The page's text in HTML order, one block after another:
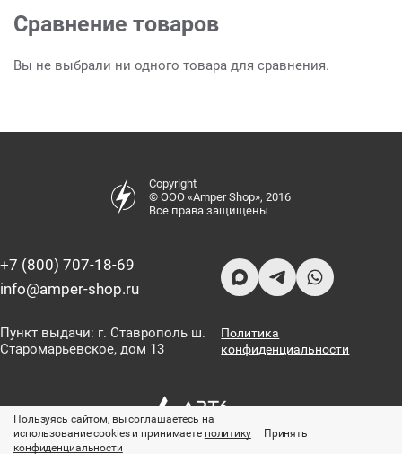
Сравнение товаров
Вы не выбрали ни одного товара для сравнения.
Copyright
© ООО «Amper Shop», 2016
Все права защищены
+7 (800) 707-18-69
info@amper-shop.ru
Пункт выдачи: г. Ставрополь ш.
Старомарьевское, дом 13
Политика
конфиденциальности
Пользуясь сайтом, вы соглашаетесь на
использование cookies и принимаете политику
конфиденциальности
Принять